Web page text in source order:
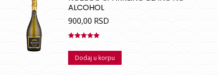
ALCOHOL
900,00 RSD
sa5.00od
Dodaj u korpu